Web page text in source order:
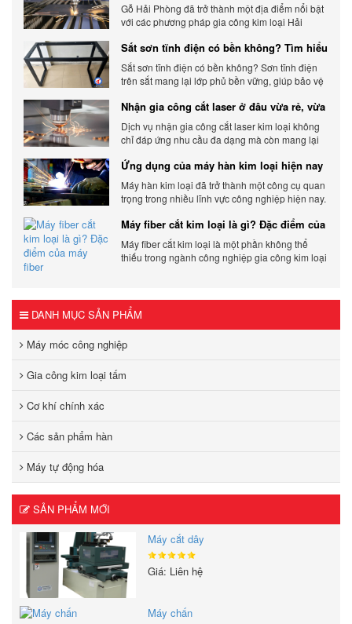
Gỗ Hải Phòng đã trở thành một địa điểm nổi bật
với các phương pháp gia công kim loại Hải
Sắt sơn tĩnh điện có bền không? Tìm hiểu
chi tiết
Sắt sơn tĩnh điện có bền không? Sơn tĩnh điện
trên sắt mang lại lớp phủ bền vững, giúp bảo vệ
động bên ngoài.
Nhận gia công cắt laser ở đâu vừa rẻ, vừa
chất lượng
Dịch vụ nhận gia công cắt laser kim loại không
chỉ đáp ứng nhu cầu đa dạng mà còn mang lại
Ứng dụng của máy hàn kim loại hiện nay
Máy hàn kim loại đã trở thành một công cụ quan
trọng trong nhiều lĩnh vực công nghiệp hiện nay.
Máy fiber cắt kim loại là gì? Đặc điểm của
máy fiber
Máy fiber cắt kim loại là một phần không thể
thiếu trong ngành công nghiệp gia công kim loại
DANH MỤC SẢN PHẨM
Máy móc công nghiệp
Gia công kim loại tấm
Cơ khí chính xác
Các sản phẩm hàn
Máy tự động hóa
SẢN PHẨM MỚI
Máy cắt dây
Giá: Liên hệ
Máy chấn